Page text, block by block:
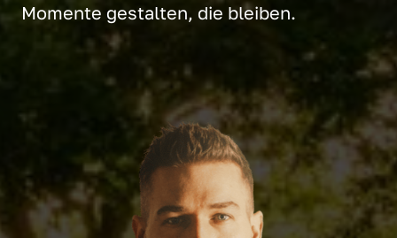
Momente gestalten, die bleiben.